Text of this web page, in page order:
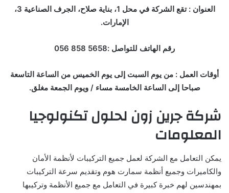
العنوان : تقع الشركة في محل 1، بناية صلاح، الجرف الصناعية 3،
الإمارات.
رقم الهاتف للتواصل :5658 858 056
أوقات العمل : من يوم السبت إلى يوم الخميس من الساعة التاسعة
صباحا إلى الساعة الخامسة مساء / ويوم الجمعة مغلق.
شركة جرين زون لحلول تكنولوجيا
المعلومات
يمكن التعامل مع الشركة لعمل جميع التركيبات لأنظمة الأمان
والكاميرات وجميع أنظمة سمارت هوم وتقديم سرعة التركيبات
بمهندسين لهم خبرة كبيرة في التعامل مع جميع الأنظمة وتركيبها